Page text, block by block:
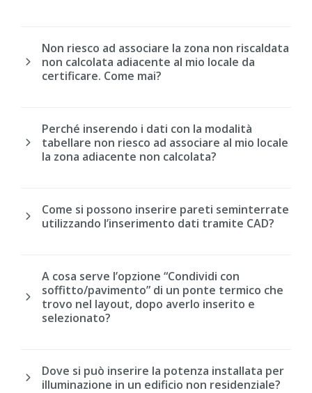
Non riesco ad associare la zona non riscaldata
non calcolata adiacente al mio locale da
certificare. Come mai?
Perché inserendo i dati con la modalità
tabellare non riesco ad associare al mio locale
la zona adiacente non calcolata?
Come si possono inserire pareti seminterrate
utilizzando l’inserimento dati tramite CAD?
A cosa serve l’opzione “Condividi con
soffitto/pavimento” di un ponte termico che
trovo nel layout, dopo averlo inserito e
selezionato?
Dove si può inserire la potenza installata per
illuminazione in un edificio non residenziale?